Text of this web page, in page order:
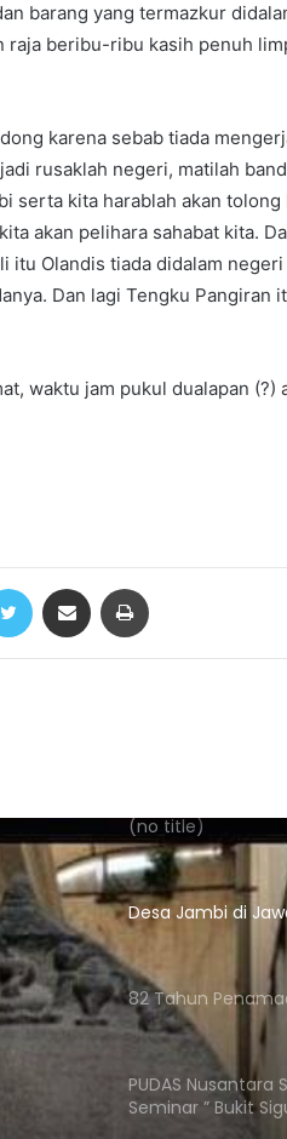
barang yang termazkur
beribu-ribu kasih penuh
karena sebab tiada
rusaklah negeri, matilah
serta kita harablah akan tolong
akan pelihara sahabat kita.
Olandis tiada didalam
Dan lagi Tengku Pangiran
waktu jam pukul dualapan (?)
Kampung Haji
Di Johor
Zabaj “Raja Pulau”
(no title)
Desa Jambi di
82 Tahun
PUDAS Nusantara
Seminar ” Bukit